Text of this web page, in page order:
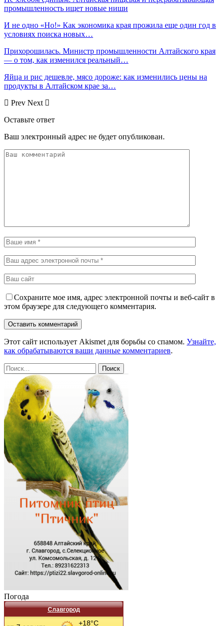
промышленность ищет новые ниши
И не одно «Но!» Как экономика края прожила еще один год в
условиях поиска новых…
Прихорошилась. Министр промышленности Алтайского края
— о том, как изменился реальный…
Яйца и рис дешевле, мясо дороже: как изменились цены на
продукты в Алтайском крае за…
Prev Next
Оставьте ответ
Ваш электронный адрес не будет опубликован.
Сохраните мое имя, адрес электронной почты и веб-сайт в
этом браузере для следующего комментария.
Этот сайт использует Akismet для борьбы со спамом. Узнайте,
как обрабатываются ваши данные комментариев.
Погода
Славгород